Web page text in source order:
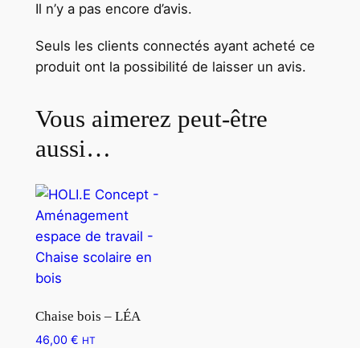
Il n’y a pas encore d’avis.
Seuls les clients connectés ayant acheté ce
produit ont la possibilité de laisser un avis.
Vous aimerez peut-être
aussi…
Chaise bois – LÉA
46,00 € HT